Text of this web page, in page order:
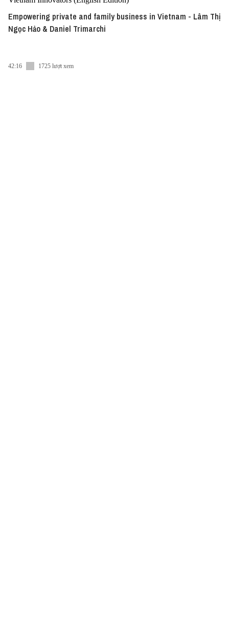
Empowering private and family business in Vietnam - Lâm Thị
Ngọc Hảo & Daniel Trimarchi
42:16 1725 lượt xem